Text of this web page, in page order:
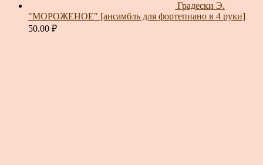
Градески Э.
"МОРОЖЕНОЕ" [ансамбль для фортепиано в 4 руки]
50.00 ₽